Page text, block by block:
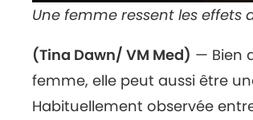
Une femme ressent les effets
(Tina Dawn/ VM Med) — Bien
femme, elle peut aussi être
Habituellement observée